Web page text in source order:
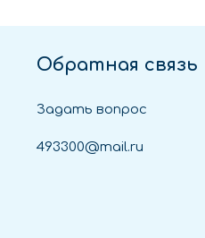
Обратная связь
Задать вопрос
493300@mail.ru